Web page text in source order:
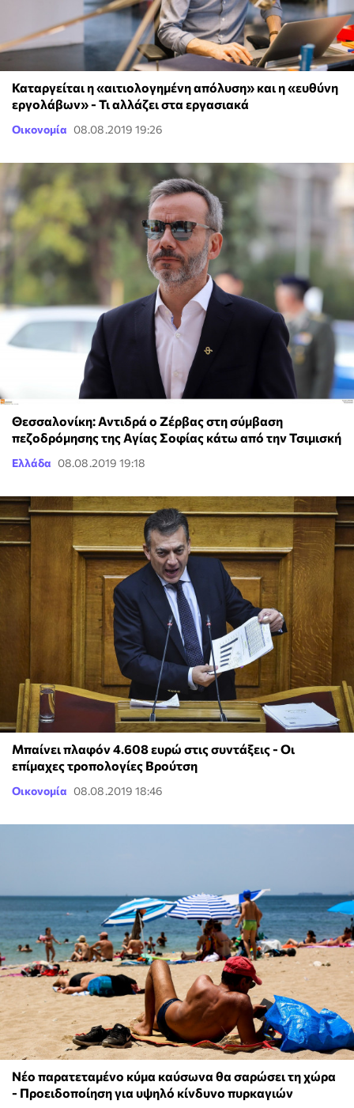
Καταργείται η «αιτιολογημένη απόλυση» και η «ευθύνη
εργολάβων» - Τι αλλάζει στα εργασιακά
Οικονομία 08.08.2019 19:26
Θεσσαλονίκη: Αντιδρά ο Ζέρβας στη σύμβαση
πεζοδρόμησης της Αγίας Σοφίας κάτω από την Τσιμισκή
Ελλάδα 08.08.2019 19:18
Μπαίνει πλαφόν 4.608 ευρώ στις συντάξεις - Οι
επίμαχες τροπολογίες Βρούτση
Οικονομία 08.08.2019 18:46
Νέο παρατεταμένο κύμα καύσωνα θα σαρώσει τη χώρα
- Προειδοποίηση για υψηλό κίνδυνο πυρκαγιών